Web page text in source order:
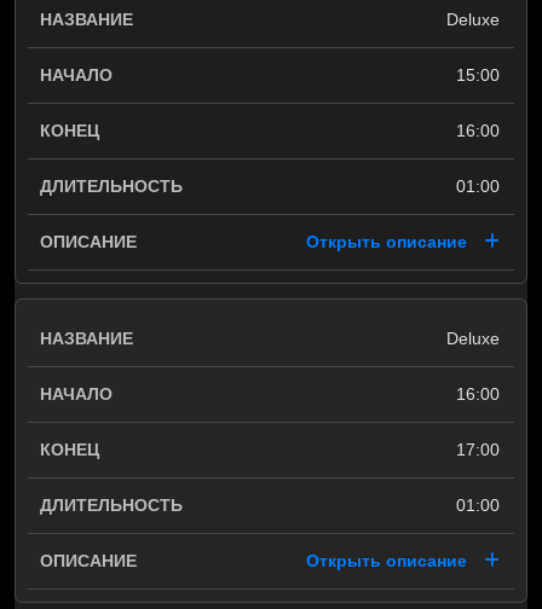
Deluxe
15:00
16:00
01:00
Открыть описание
Deluxe
16:00
17:00
01:00
Открыть описание